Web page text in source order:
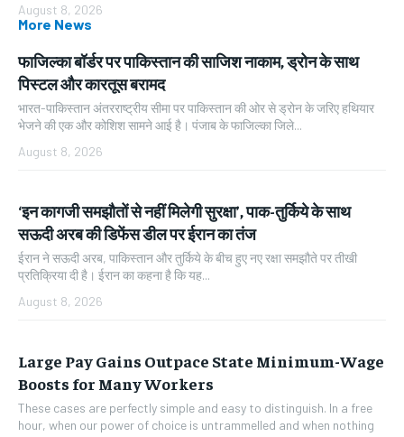
August 8, 2026
More News
फाजिल्का बॉर्डर पर पाकिस्तान की साजिश नाकाम, ड्रोन के साथ
पिस्टल और कारतूस बरामद
भारत-पाकिस्तान अंतरराष्ट्रीय सीमा पर पाकिस्तान की ओर से ड्रोन के जरिए हथियार
भेजने की एक और कोशिश सामने आई है। पंजाब के फाजिल्का जिले...
August 8, 2026
‘इन कागजी समझौतों से नहीं मिलेगी सुरक्षा’, पाक-तुर्किये के साथ
सऊदी अरब की डिफेंस डील पर ईरान का तंज
ईरान ने सऊदी अरब, पाकिस्तान और तुर्किये के बीच हुए नए रक्षा समझौते पर तीखी
प्रतिक्रिया दी है। ईरान का कहना है कि यह...
August 8, 2026
Large Pay Gains Outpace State Minimum-Wage
Boosts for Many Workers
These cases are perfectly simple and easy to distinguish. In a free
hour, when our power of choice is untrammelled and when nothing